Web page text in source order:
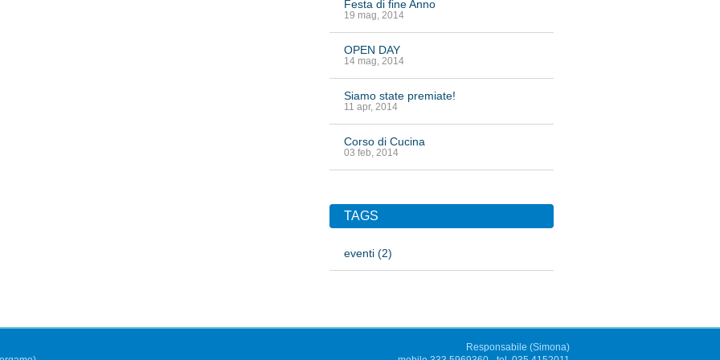
Festa di fine Anno
19 mag, 2014
OPEN DAY
14 mag, 2014
Siamo state premiate!
11 apr, 2014
Corso di Cucina
03 feb, 2014
TAGS
eventi (2)
Responsabile (Simona)